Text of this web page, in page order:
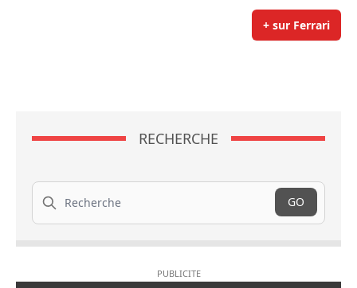
+ sur Ferrari
RECHERCHE
Recherche
GO